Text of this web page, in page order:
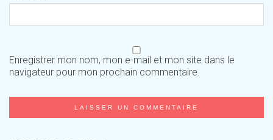
Enregistrer mon nom, mon e-mail et mon site dans le
navigateur pour mon prochain commentaire.